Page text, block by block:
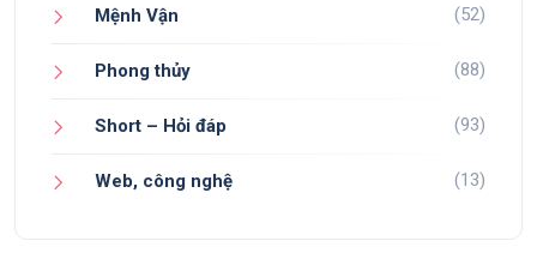
Mệnh Vận (52)
Phong thủy (88)
Short – Hỏi đáp (93)
Web, công nghệ (13)